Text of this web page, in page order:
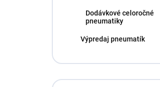
Dodávkové celoročné
pneumatiky
Výpredaj pneumatík